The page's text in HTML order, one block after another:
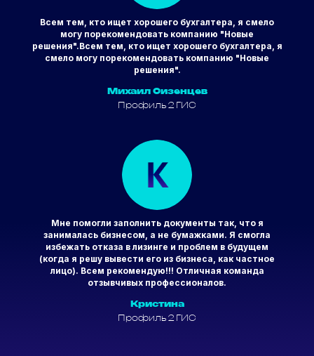
Всем тем, кто ищет хорошего бухгалтера, я смело
могу порекомендовать компанию "Новые
решения".Всем тем, кто ищет хорошего бухгалтера, я
смело могу порекомендовать компанию "Новые
решения".
Михаил Сизенцев
Профиль 2 ГИС
Мне помогли заполнить документы так, что я
занималась бизнесом, а не бумажками. Я смогла
избежать отказа в лизинге и проблем в будущем
(когда я решу вывести его из бизнеса, как частное
лицо). Всем рекомендую!!! Отличная команда
отзывчивых профессионалов.
Кристина
Профиль 2 ГИС